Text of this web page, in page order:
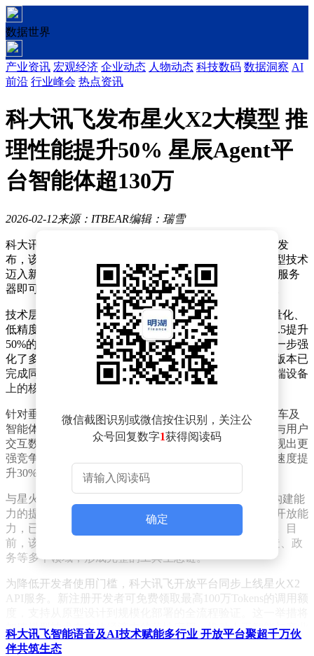
数据世界
产业资讯 宏观经济 企业动态 人物动态 科技数码 数据洞察 AI
前沿 行业峰会 热点资讯
科大讯飞发布星火X2大模型 推
理性能提升50% 星辰Agent平
台智能体超130万
2026-02-12来源：ITBEAR编辑：瑞雪
科大讯飞近日宣布，其自主研发的星火X2大模型已正式发
布，该模型基于全国产算力进行训练，标志着国产大模型技术
迈入新阶段。星火X2通过优化架构设计，仅需单台昇腾服务
器即可实现高效运行，显著降低了部署成本与硬件门槛。
技术层面，星火X2采用293B MoE稀疏架构，结合权重量化、
低精度KVCache等创新技术，实现了推理性能较前代X1.5提升
50%的突破。同时，该模型支持国产大EP并行部署，进一步强
化了多场景适配能力。目前，星火大模型的多尺寸中小版本已
完成同步升级，在办公本、翻译机、汽车座舱交互等终端设备
上的核心功能表现均有显著优化。
针对垂直领域需求，星火X2重点强化了教育、医疗、汽车及
智能体等场景的技术支撑。通过深度融合行业知识图谱与用户
交互数据，模型在专业任务处理与用户体验优化方面展现出更
强竞争力。例如，在医疗场景中，其诊断辅助功能响应速度提
升30%，准确率达到行业领先水平。
与星火X2同步升级的星辰Agent平台，则聚焦于智能体构建能
力的提升。平台通过整合语音交互、图像理解等百余种开放能
力，已支持企业用户快速开发复杂业务场景的智能应用。目
前，该平台注册智能体数量突破130万，覆盖金融、制造、政
务等多个领域，形成完整的工具生态链。
为降低开发者使用门槛，科大讯飞开放平台同步上线星火X2
API服务。新注册开发者可免费领取最高100万Tokens的调用额
加速模型技术在实体经济中的落地应用，推动人工智能与产业
场景的深度融合。
微信截图识别或微信按住识别，关注公
众号回复数字1获得阅读码
确定
科大讯飞智能语音及AI技术赋能多行业 开放平台聚超千万伙
伴共筑生态